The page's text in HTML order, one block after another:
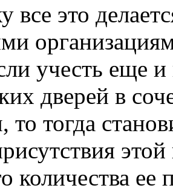
все это
учесть еще
дверей в
то тогда
количества ее